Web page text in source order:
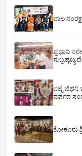
ಬಾಲ
ಪ್ರಧಾನಿ
ಸುಬ್ರಹ್ಮಣ್ಯ
ಬಜ್ಪೆ ಬೆಥನಿ
ವರ್ಷದ
ತೋಕೂರು